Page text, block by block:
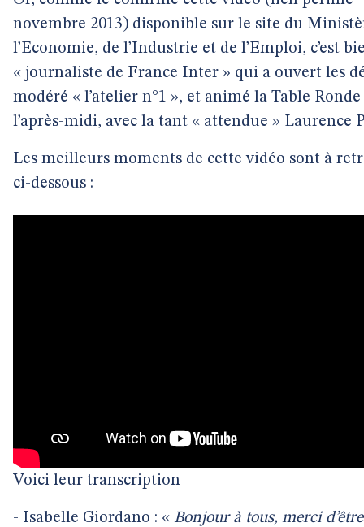
novembre 2013) disponible sur le site du
l’Economie, de l’Industrie et de l’Emploi, c’est
« journaliste de France Inter » qui a ouvert les
modéré « l’atelier n°1 », et animé la Table Ronde
l’après-midi, avec la tant « attendue » Laurence
Les meilleurs moments de cette vidéo sont à
ci-dessous :
Voici leur transcription
- Isabelle Giordano : « Bonjour à tous, merci